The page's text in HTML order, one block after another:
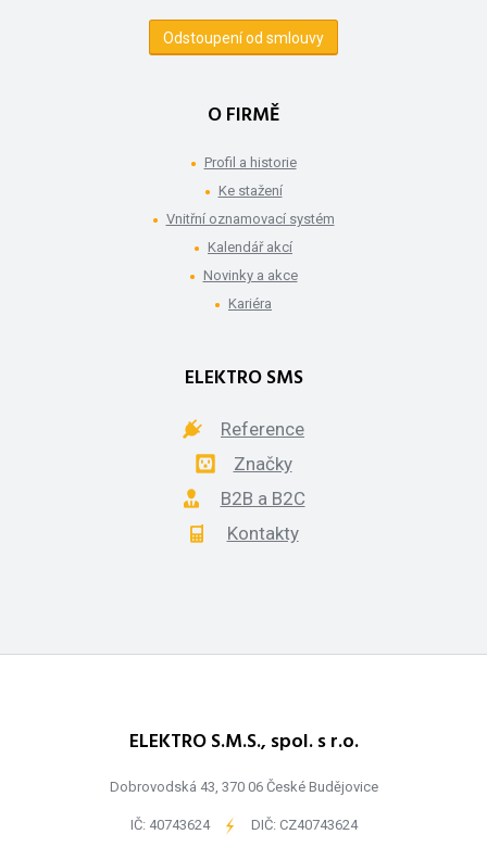
Odstoupení od smlouvy
O FIRMĚ
Profil a historie
Ke stažení
Vnitřní oznamovací systém
Kalendář akcí
Novinky a akce
Kariéra
ELEKTRO SMS
Reference
Značky
B2B a B2C
Kontakty
ELEKTRO S.M.S., spol. s r.o.
Dobrovodská 43, 370 06 České Budějovice
IČ: 40743624 - DIČ: CZ40743624